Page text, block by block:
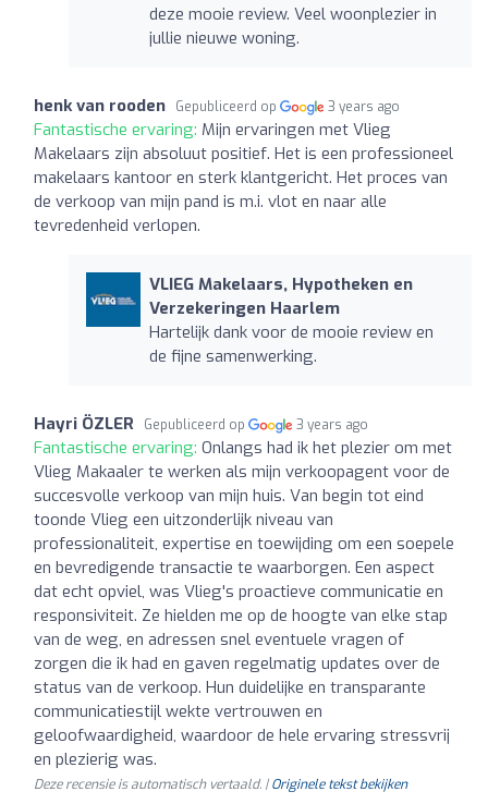
deze mooie review. Veel woonplezier in
jullie nieuwe woning.
henk van rooden Gepubliceerd op 3 years ago
Fantastische ervaring: Mijn ervaringen met Vlieg
Makelaars zijn absoluut positief. Het is een professioneel
makelaars kantoor en sterk klantgericht. Het proces van
de verkoop van mijn pand is m.i. vlot en naar alle
tevredenheid verlopen.
VLIEG Makelaars, Hypotheken en
Verzekeringen Haarlem
Hartelijk dank voor de mooie review en
de fijne samenwerking.
Hayri ÖZLER Gepubliceerd op 3 years ago
Fantastische ervaring: Onlangs had ik het plezier om met
Vlieg Makaaler te werken als mijn verkoopagent voor de
succesvolle verkoop van mijn huis. Van begin tot eind
toonde Vlieg een uitzonderlijk niveau van
professionaliteit, expertise en toewijding om een soepele
en bevredigende transactie te waarborgen. Een aspect
dat echt opviel, was Vlieg's proactieve communicatie en
responsiviteit. Ze hielden me op de hoogte van elke stap
van de weg, en adressen snel eventuele vragen of
zorgen die ik had en gaven regelmatig updates over de
status van de verkoop. Hun duidelijke en transparante
communicatiestijl wekte vertrouwen en
geloofwaardigheid, waardoor de hele ervaring stressvrij
en plezierig was.
Deze recensie is automatisch vertaald. |Originele tekst bekijken